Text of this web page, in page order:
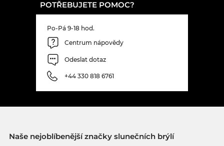
POTŘEBUJETE POMOC?
Po-Pá 9-18 hod.
Centrum nápovědy
Odeslat dotaz
+44 330 818 6761
Naše nejoblíbenější značky slunečních brýlí